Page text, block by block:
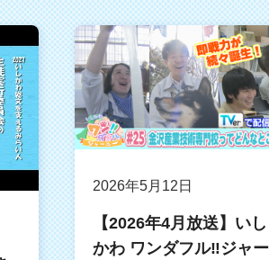
2026年5月12日
【2026年4月放送】いし
かわ ワンダフル‼ジャー